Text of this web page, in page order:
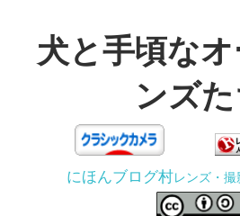
テ犬と手頃な
ンズ
にほんブログ村レンズ・